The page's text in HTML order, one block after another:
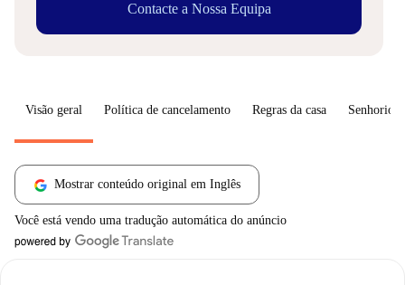
Contacte a Nossa Equipa
Visão geral Política de cancelamento Regras da casa Senhorio
Mostrar conteúdo original em Inglês
Você está vendo uma tradução automática do anúncio